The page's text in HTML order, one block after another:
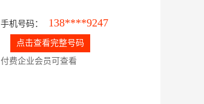
手机号码： 138****9247
点击查看完整号码
付费企业会员可查看